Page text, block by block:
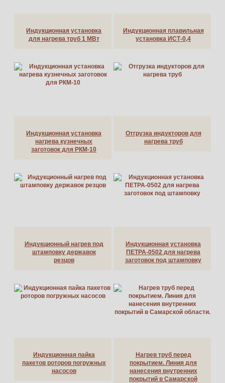
Индукционная установка
для нагрева труб 1 МВт
Индукционная плавильная
установка ИСТ-0,4
Индукционная установка
нагрева кузнечных
заготовок для РКМ-10
Отгрузка индукторов для
нагрева труб
Индукционный нагрев под
штамповку державок
резцов
Индукционная установка
ПЕТРА-0502 для нагрева
заготовок под штамповку
Индукционная пайка
пакетов роторов погружных
насосов
Нагрев труб перед
покрытием. Линия для
нанесения внутренних
покрытий в Самарской